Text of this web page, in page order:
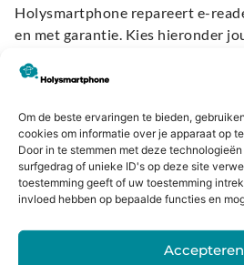
Om de beste ervaringen te bieden,
cookies om informatie over je apparaat op
Door in te stemmen met deze
surfgedrag of unieke ID's op deze site
toestemming geeft of uw toestemming
invloed hebben op bepaalde functies en
Accepteren
Holysmartphone repareert e-
en met garantie. Kies hieronder
Kobo Aura H2O Edition 2
Kobo Aura H2O Edition 1
Kobo Aura One
Kobo Aura Edition 2
Kobo Aura Edition 1